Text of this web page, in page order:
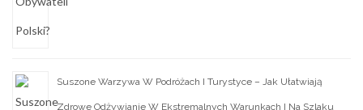
Suszone Warzywa W Podróżach I Turystyce – Jak Ułatwiają
Zdrowe Odżywianie W Ekstremalnych Warunkach I Na Szlaku